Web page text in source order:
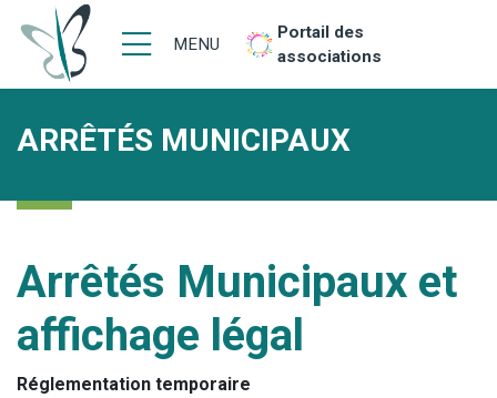
MENU
Portail des
associations
ARRÊTÉS MUNICIPAUX
Arrêtés Municipaux et
affichage légal
Réglementation temporaire